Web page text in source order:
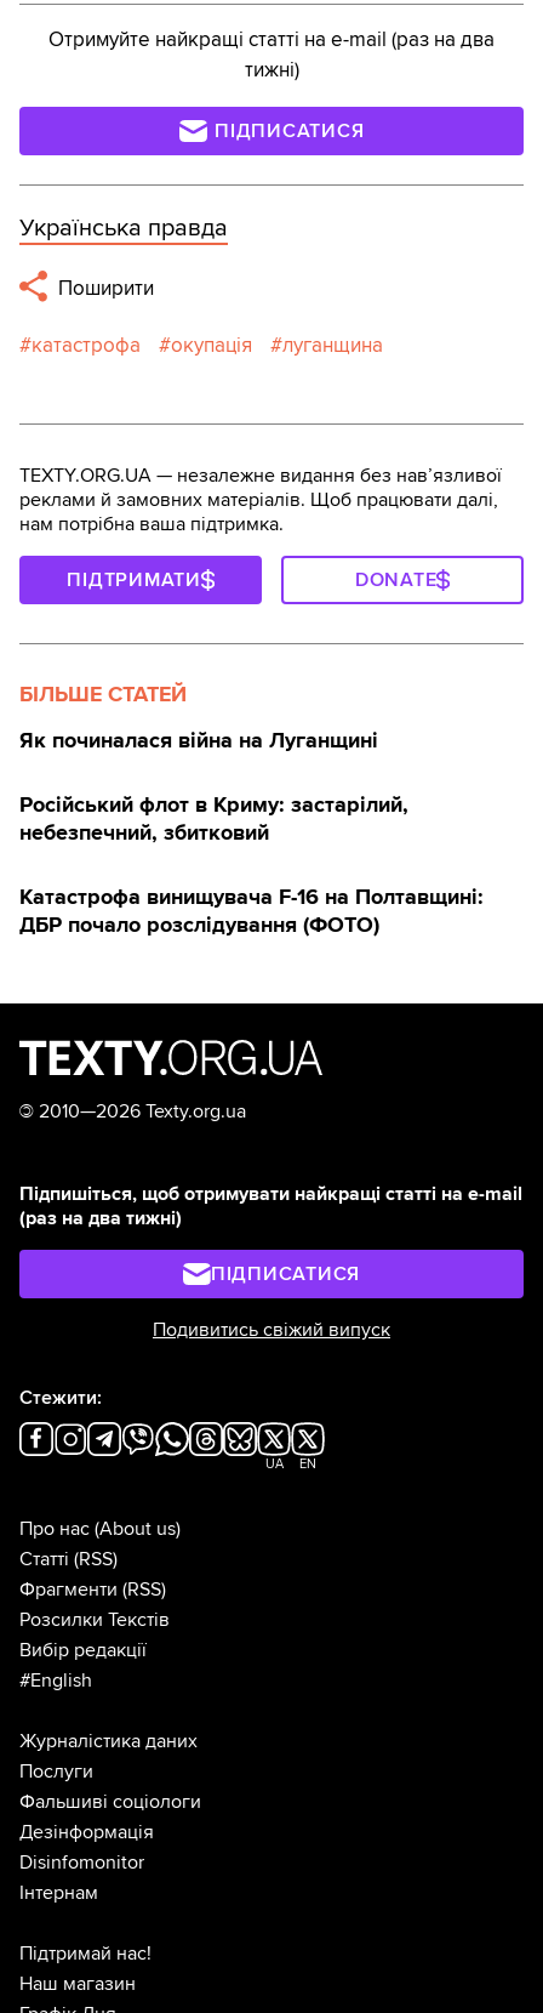
Отримуйте найкращі статті на e-mail (раз на два
тижні)
ПІДПИСАТИСЯ
Українська правда
Поширити
катастрофа окупація луганщина
TEXTY.ORG.UA — незалежне видання без навʼязливої
реклами й замовних матеріалів. Щоб працювати далі,
нам потрібна ваша підтримка.
ПІДТРИМАТИ DONATE
БІЛЬШЕ СТАТЕЙ
Як починалася війна на Луганщині
Російський флот в Криму: застарілий,
небезпечний, збитковий
Катастрофа винищувача F-16 на Полтавщині:
ДБР почало розслідування (ФОТО)
© 2010—2026 Texty.org.ua
Підпишіться, щоб отримувати найкращі статті на e-mail
(раз на два тижні)
ПІДПИСАТИСЯ
Подивитись свіжий випуск
Стежити:
UA EN
Про нас (About us)
Статті (RSS)
Фрагменти (RSS)
Розсилки Текстів
Вибір редакції
#English
Журналістика даних
Послуги
Фальшиві соціологи
Дезінформація
Disinfomonitor
Інтернам
Підтримай нас!
Наш магазин